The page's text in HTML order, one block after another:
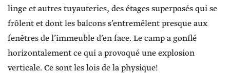
linge et autres tuyauteries, des étages superposés qui se
frôlent et dont les balcons s’entremêlent presque aux
fenêtres de l’immeuble d’en face. Le camp a gonflé
horizontalement ce qui a provoqué une explosion
verticale. Ce sont les lois de la physique!